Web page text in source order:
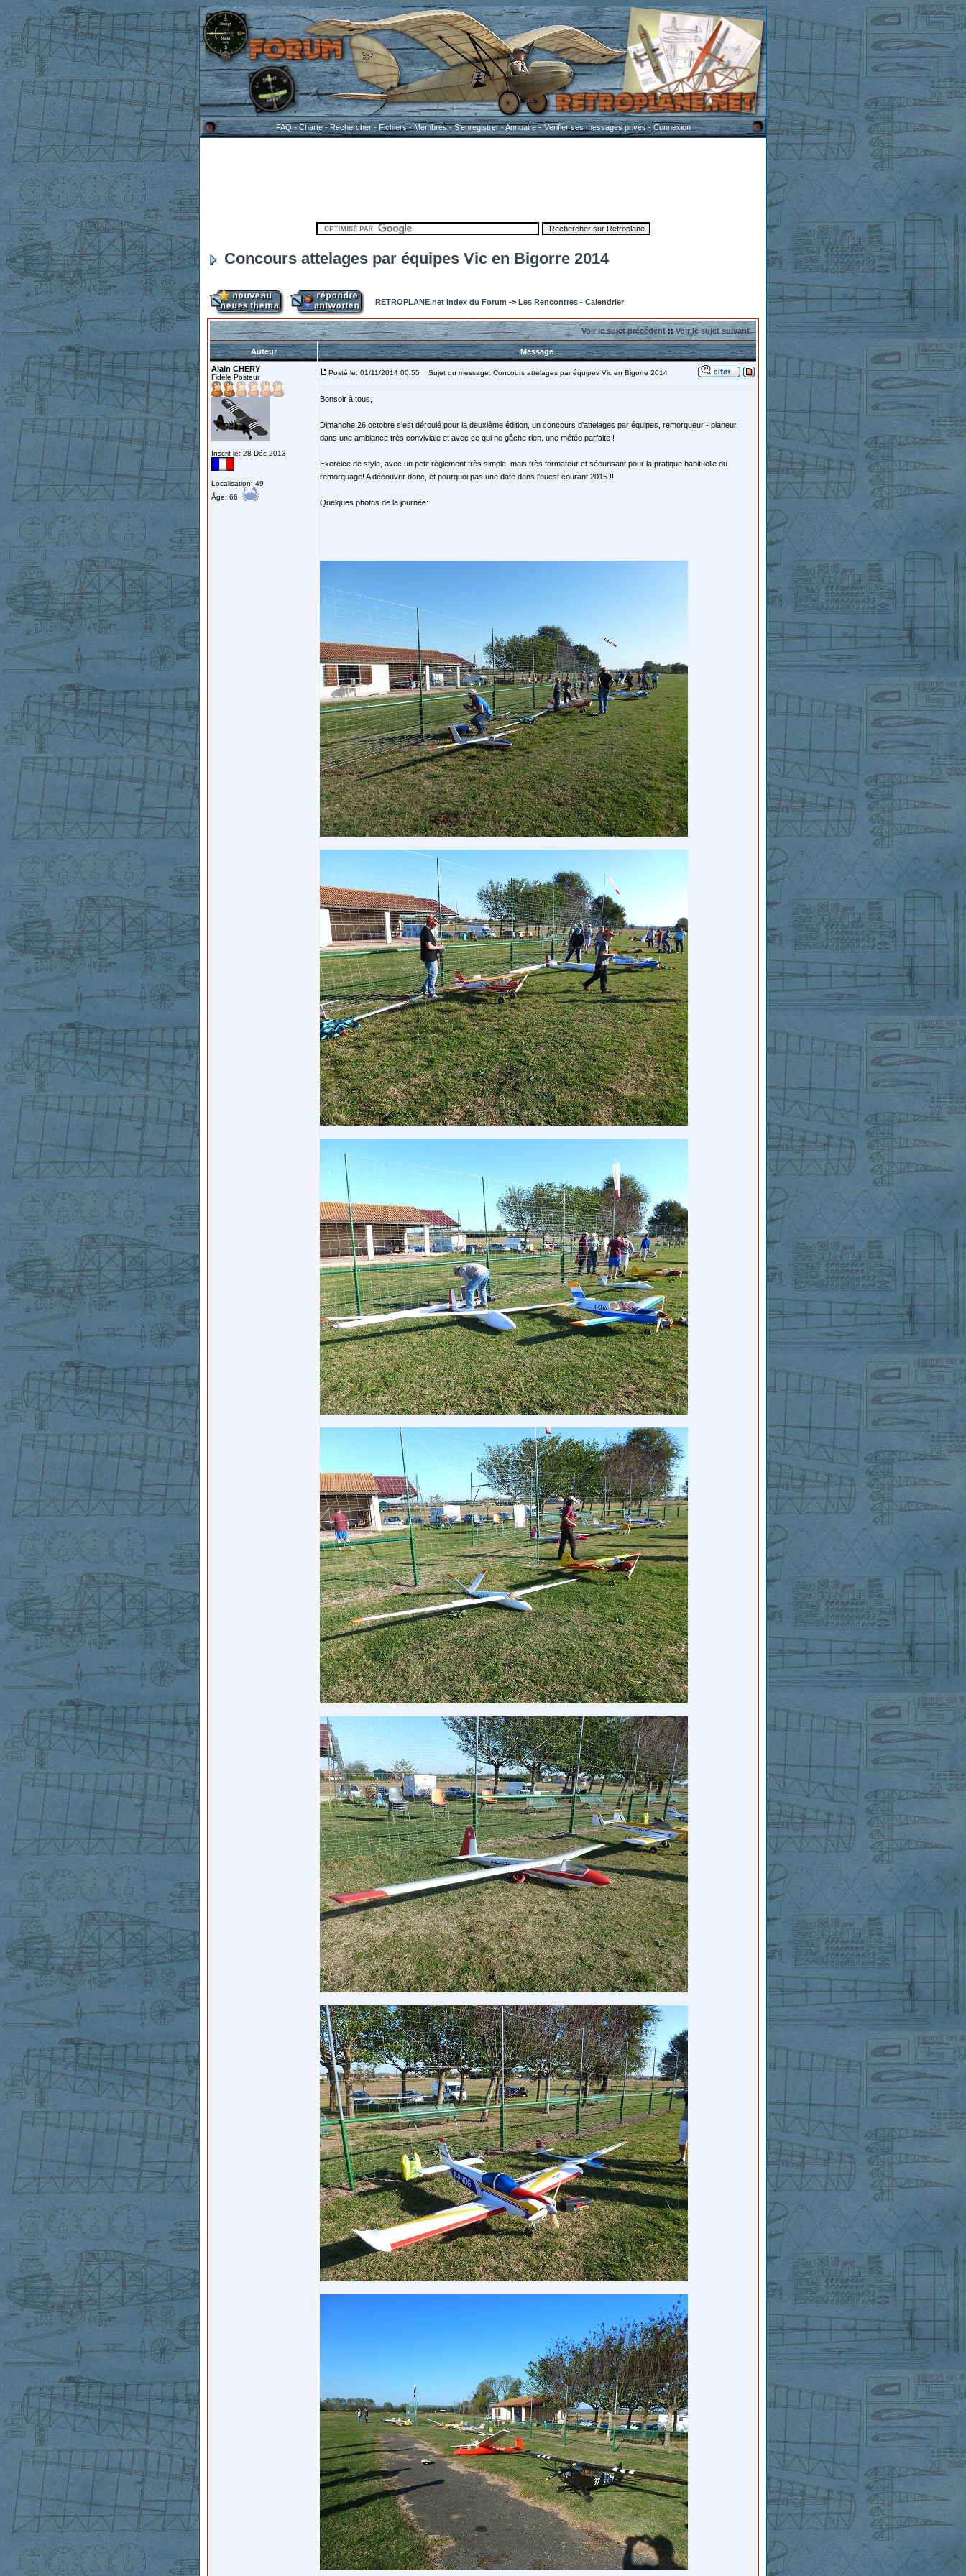
FAQ-Charte-Rechercher-Fichiers-Membres-S'enregistrer-Annuaire-Vérifier ses messages privés-Connexion
Concours attelages par équipes Vic en Bigorre 2014
RETROPLANE.net Index du Forum -> Les Rencontres - Calendrier
Voir le sujet précédent::Voir le sujet suivant
Auteur
Message
Alain CHERY
Fidèle Posteur
Inscrit le: 28 Déc 2013
Localisation: 49
Âge: 66
Posté le: 01/11/2014 00:55 Sujet du message: Concours attelages par équipes Vic en Bigorre 2014
Bonsoir à tous,
Dimanche 26 octobre s'est déroulé pour la deuxième édition, un concours d'attelages par équipes, remorqueur - planeur,
dans une ambiance très conviviale et avec ce qui ne gâche rien, une météo parfaite !
Exercice de style, avec un petit règlement très simple, mais très formateur et sécurisant pour la pratique habituelle du
remorquage! A découvrir donc, et pourquoi pas une date dans l'ouest courant 2015 !!!
Quelques photos de la journée: